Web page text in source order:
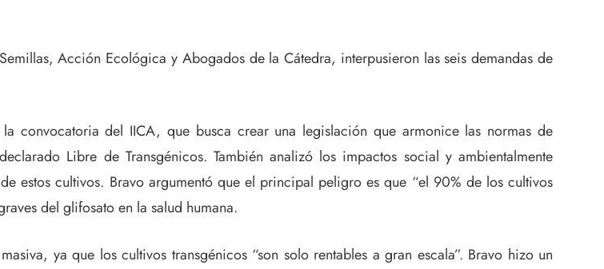
Acción Ecológica y Abogados de la Cátedra, interpusieron las seis demandas de
convocatoria del IICA, que busca crear una legislación que armonice las normas de
Libre de Transgénicos. También analizó los impactos social y ambientalmente
estos cultivos. Bravo argumentó que el principal peligro es que “el 90% de los cultivos
del glifosato en la salud humana.
ya que los cultivos transgénicos “son solo rentables a gran escala”. Bravo hizo un